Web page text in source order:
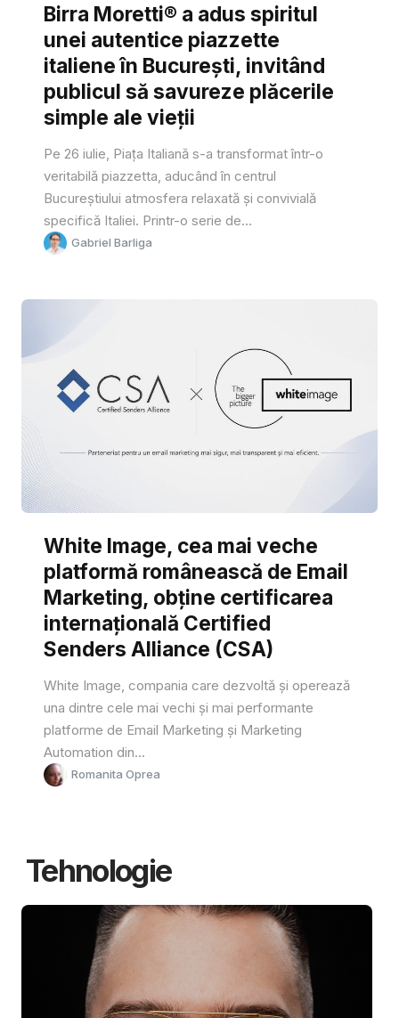
Birra Moretti® a adus spiritul
unei autentice piazzette
italiene în București, invitând
publicul să savureze plăcerile
simple ale vieții
Pe 26 iulie, Piața Italiană s-a transformat într-o
veritabilă piazzetta, aducând în centrul
Bucureștiului atmosfera relaxată și convivială
specifică Italiei. Printr-o serie de...
Gabriel Barliga
White Image, cea mai veche
platformă românească de Email
Marketing, obține certificarea
internațională Certified
Senders Alliance (CSA)
White Image, compania care dezvoltă și operează
una dintre cele mai vechi și mai performante
platforme de Email Marketing și Marketing
Automation din...
Romanita Oprea
Tehnologie